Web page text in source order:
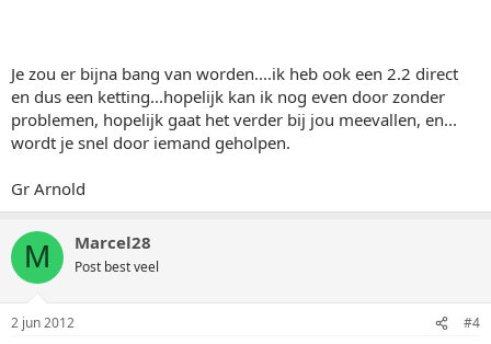
Je zou er bijna bang van worden....ik heb ook een 2.2 direct
en dus een ketting...hopelijk kan ik nog even door zonder
problemen, hopelijk gaat het verder bij jou meevallen, en...
wordt je snel door iemand geholpen.
Gr Arnold
M Marcel28
Post best veel
2 jun 2012 #4